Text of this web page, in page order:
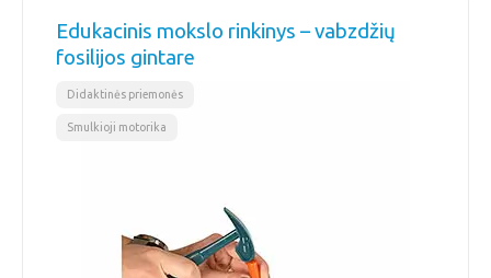
Edukacinis mokslo rinkinys – vabzdžių
fosilijos gintare
Didaktinės priemonės
Smulkioji motorika